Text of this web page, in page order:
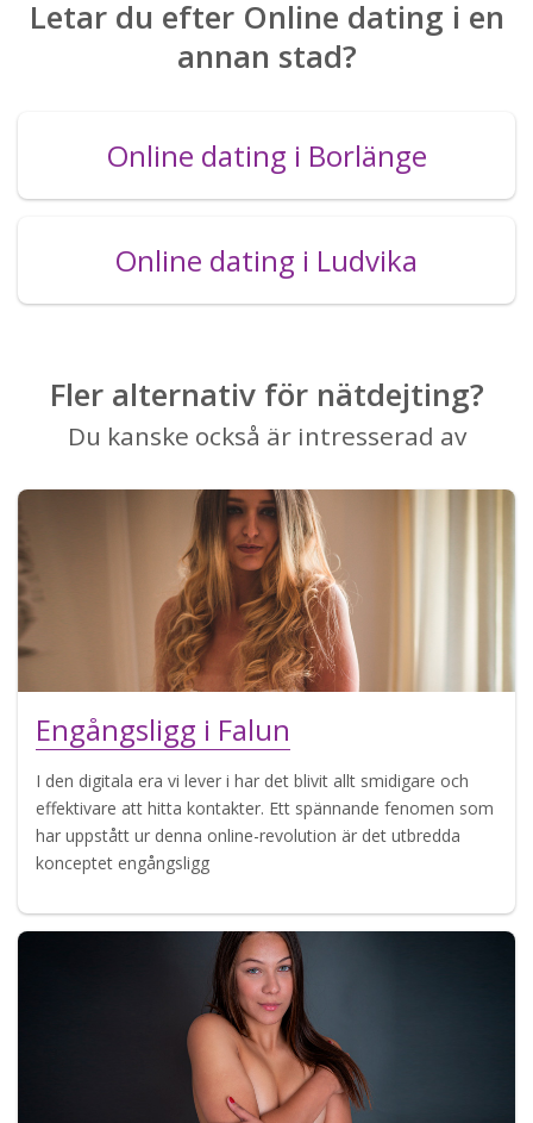
Letar du efter Online dating i en
annan stad?
Online dating i Borlänge
Online dating i Ludvika
Fler alternativ för nätdejting?
Du kanske också är intresserad av
Engångsligg i Falun
I den digitala era vi lever i har det blivit allt smidigare och
effektivare att hitta kontakter. Ett spännande fenomen som
har uppstått ur denna online-revolution är det utbredda
konceptet engångsligg